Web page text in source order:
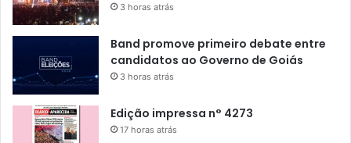
3 horas atrás
Band promove primeiro debate entre
candidatos ao Governo de Goiás
3 horas atrás
Edição impressa n° 4273
17 horas atrás